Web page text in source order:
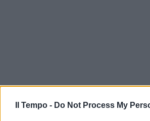
Il Tempo - Do Not Process My